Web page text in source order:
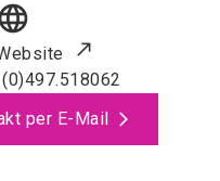
per E-Mail